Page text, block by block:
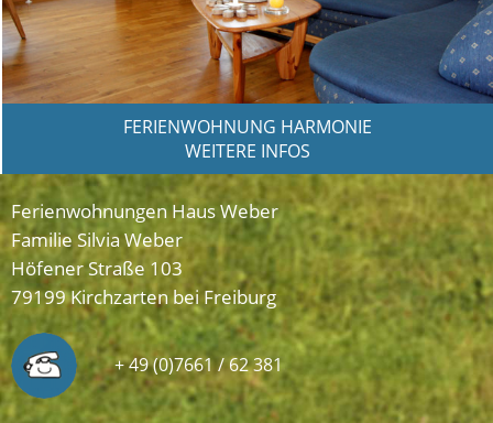
FERIENWOHNUNG HARMONIE
WEITERE INFOS
Ferienwohnungen Haus Weber
Familie Silvia Weber
Höfener Straße 103
79199 Kirchzarten bei Freiburg
+ 49 (0)7661 / 62 381